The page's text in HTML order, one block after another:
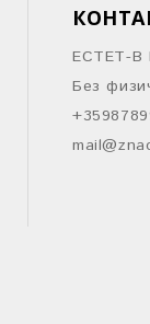
ЕСТЕТ-В
Без